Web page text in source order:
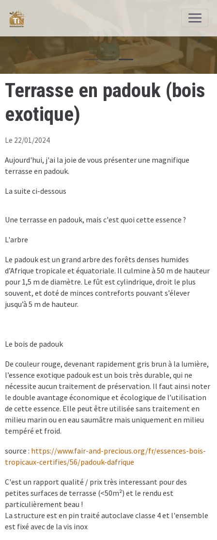
Terrasse en padouk (bois
exotique)
Le 22/01/2024
Aujourd'hui, j'ai la joie de vous présenter une magnifique
terrasse en padouk.
La suite ci-dessous
Une terrasse en padouk, mais c'est quoi cette essence ?
L'arbre
Le padouk est un grand arbre des forêts denses humides
d’Afrique tropicale et équatoriale. Il culmine à 50 m de hauteur
pour 1,5 m de diamètre. Le fût est cylindrique, droit le plus
souvent, et doté de minces contreforts pouvant s’élever
jusqu’à 5 m de hauteur.
Le bois de padouk
De couleur rouge, devenant rapidement gris brun à la lumière,
l’essence exotique padouk est un bois très durable, qui ne
nécessite aucun traitement de préservation. Il faut ainsi noter
le double avantage économique et écologique de l’utilisation
de cette essence. Elle peut être utilisée sans traitement en
milieu marin ou en eau saumâtre mais uniquement en milieu
tempéré et froid.
source : https://www.fair-and-precious.org/fr/essences-bois-
tropicaux-certifies/56/padouk-dafrique
C'est un rapport qualité / prix très interessant pour des
petites surfaces de terrasse (<50m²) et le rendu est
particulièrement beau !
La structure est en pin traité autoclave classe 4 et l'ensemble
est fixé avec de la vis inox